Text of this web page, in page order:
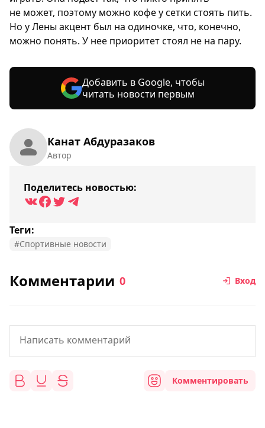
Канат Абдуразаков
Автор
Поделитесь новостью:
Теги:
#Спортивные новости
не может, поэтому можно кофе у сетки стоять пить.
Но у Лены акцент был на одиночке, что, конечно,
можно понять. У нее приоритет стоял не на пару.
Добавить в Google, чтобы
читать новости первым
Комментарии 0 Вход
Комментировать